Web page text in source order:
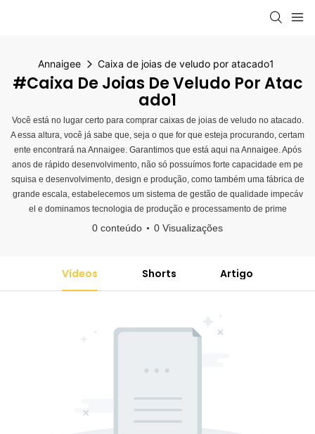
Annaigee Caixa de joias de veludo por atacado1
#Caixa De Joias De Veludo Por Atac
Ado1
Você está no lugar certo para comprar caixas de joias de veludo no atacado.
A essa altura, você já sabe que, seja o que for que esteja procurando, certam
ente encontrará na Annaigee. Garantimos que está aqui na Annaigee. Após
anos de rápido desenvolvimento, não só possuímos forte capacidade em pe
squisa e desenvolvimento, design e produção, como também uma fábrica de
grande escala, estabelecemos um sistema de gestão de qualidade impecáv
el e dominamos tecnologia de produção e processamento de prime
0 conteúdo 0 Visualizações
Vídeos Shorts Artigo